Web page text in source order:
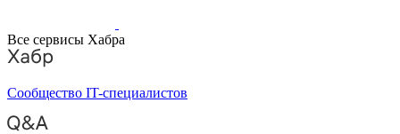
Все сервисы Хабра
Сообщество IT-специалистов